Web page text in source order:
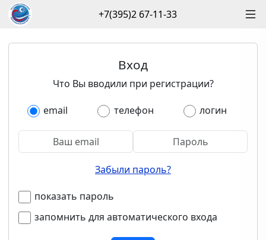
Вход
Что Вы вводили при регистрации?
email телефон логин
Забыли пароль?
показать пароль
запомнить для автоматического входа
+7(395)2 67-11-33